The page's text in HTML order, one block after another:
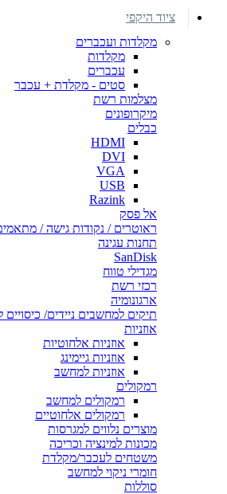
ציוד היקפי
מקלדות ועכברים
מקלדות
עכברים
סטים - מקלדת + עכבר
מצלמות רשת
מיקרופונים
כבלים
HDMI
DVI
VGA
USB
Razink
אל פסק
ראוטרים / נקודות גישה /
תחנות עגינה
SanDisk
מגדילי טווח
רכזי רשת
ארגונומיה
תיקים למחשבים ניידים/
אוזניות
אוזניות אלחוטיות
אוזניות גיימינג
אוזניות למחשב
רמקולים
רמקולים למחשב
רמקולים אלחוטיים
מוצרים נלווים למגרסות
מכונות למינציה וכריכה
משטחים לעכבר/מקלדת
חומרי ניקוי למחשב
סוללות